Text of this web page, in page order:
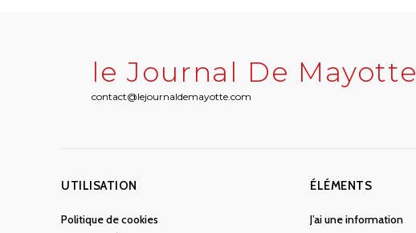
le Journal De Mayotte
contact@lejournaldemayotte.com
UTILISATION
Politique de cookies
ÉLÉMENTS
J’ai une information